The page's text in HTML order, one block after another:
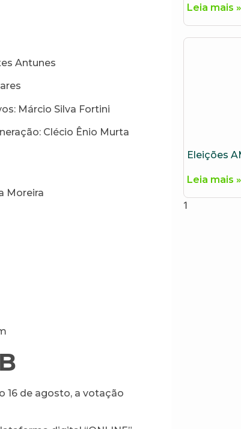
Antunes
Márcio Silva Fortini
Clécio Ênio Murta
Moreira
16 de agosto, a votação
Leia mais »
Eleições
Leia mais »